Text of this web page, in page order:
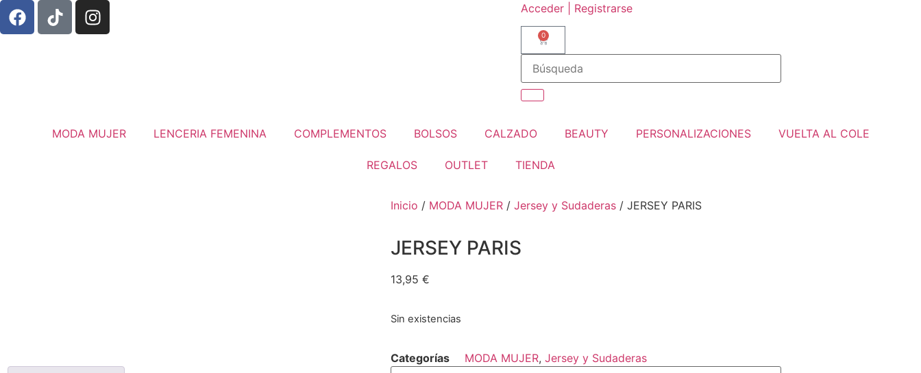
Acceder | Registrarse
0
MODA MUJER LENCERIA FEMENINA COMPLEMENTOS BOLSOS CALZADO BEAUTY PERSONALIZACIONES VUELTA AL COLE
REGALOS OUTLET TIENDA
Inicio / MODA MUJER / Jersey y Sudaderas / JERSEY PARIS
JERSEY PARIS
13,95 €
Sin existencias
Categorías MODA MUJER, Jersey y Sudaderas